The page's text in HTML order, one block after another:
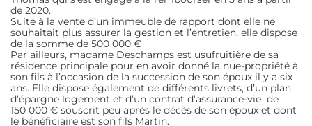
de 2020.
Suite à la vente d’un immeuble de rapport dont elle ne
souhaitait plus assurer la gestion et l’entretien, elle dispose
de la somme de 500 000 €
Par ailleurs, madame Deschamps est usufruitière de sa
résidence principale pour en avoir donné la nue-propriété à
son fils à l’occasion de la succession de son époux il y a six
ans. Elle dispose également de différents livrets, d’un plan
d’épargne logement et d’un contrat d’assurance-vie de
150 000 € souscrit peu après le décès de son époux et dont
le bénéficiaire est son fils Martin.